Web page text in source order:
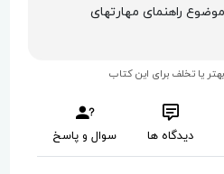
راهنمای مهارتهای
یا تخلف برای این کتاب
دیدگاه ها سوال و پاسخ